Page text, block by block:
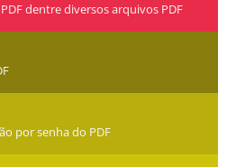
dentre diversos arquivos PDF
por senha do PDF